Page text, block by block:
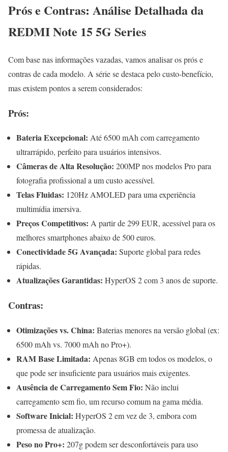
Prós e Contras: Análise Detalhada da
REDMI Note 15 5G Series
Com base nas informações vazadas, vamos analisar os prós e
contras de cada modelo. A série se destaca pelo custo-benefício,
mas existem pontos a serem considerados:
Prós:
Bateria Excepcional: Até 6500 mAh com carregamento
ultrarrápido, perfeito para usuários intensivos.
Câmeras de Alta Resolução: 200MP nos modelos Pro para
fotografia profissional a um custo acessível.
Telas Fluidas: 120Hz AMOLED para uma experiência
multimídia imersiva.
Preços Competitivos: A partir de 299 EUR, acessível para os
melhores smartphones abaixo de 500 euros.
Conectividade 5G Avançada: Suporte global para redes
rápidas.
Atualizações Garantidas: HyperOS 2 com 3 anos de suporte.
Contras:
Otimizações vs. China: Baterias menores na versão global (ex:
6500 mAh vs. 7000 mAh no Pro+).
RAM Base Limitada: Apenas 8GB em todos os modelos, o
que pode ser insuficiente para usuários mais exigentes.
Ausência de Carregamento Sem Fio: Não inclui
carregamento sem fio, um recurso comum na gama média.
Software Inicial: HyperOS 2 em vez de 3, embora com
promessa de atualização.
Peso no Pro+: 207g podem ser desconfortáveis para uso